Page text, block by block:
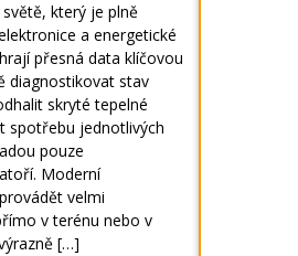
který je plně
a energetické
přesná data klíčovou
diagnostikovat stav
skryté tepelné
spotřebu jednotlivých
pouze
Moderní
velmi
v terénu nebo v
[…]